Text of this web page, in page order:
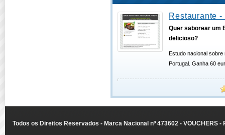
Restaurante
Quer saborear um
delicioso?
Estudo nacional
Portugal. Ganha 60
Todos os Direitos Reservados - Marca Nacional nº 473602 - VOUCHERS